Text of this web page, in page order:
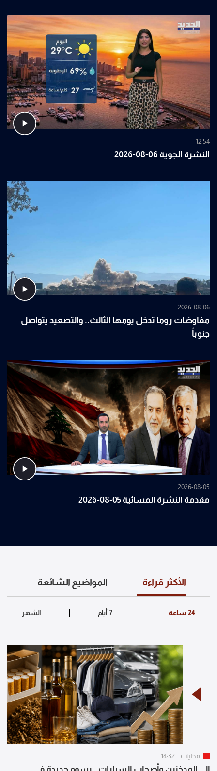
12:54
النشرة الجوية 06-08-2026
2026-08-06
مفاوضات روما تدخل يومها الثالث.. والتصعيد يتواصل
جنوباً
2026-08-05
مقدمة النشرة المسائية 05-08-2026
الأكثر قراءة المواضيع الشائعة
محليات 14:32
إلى المدخنين وأصحاب السيارات.. رسوم جديدة في